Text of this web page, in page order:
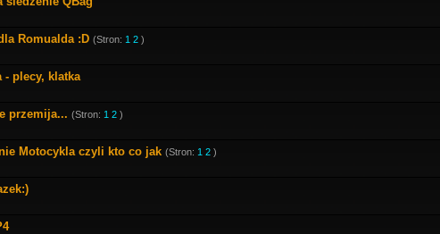
Romualda :D (Stron: 1 2 )
- plecy, klatka
przemija... (Stron: 1 2 )
Motocykla czyli kto co jak (Stron: 1 2 )